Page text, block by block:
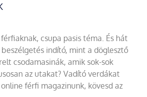
csupa pasis téma. És hát
indító, mint a döglesztő
csodamasinák, amik sok-sok
az utakat? Vadító verdákat
férfi magazinunk, kövesd az